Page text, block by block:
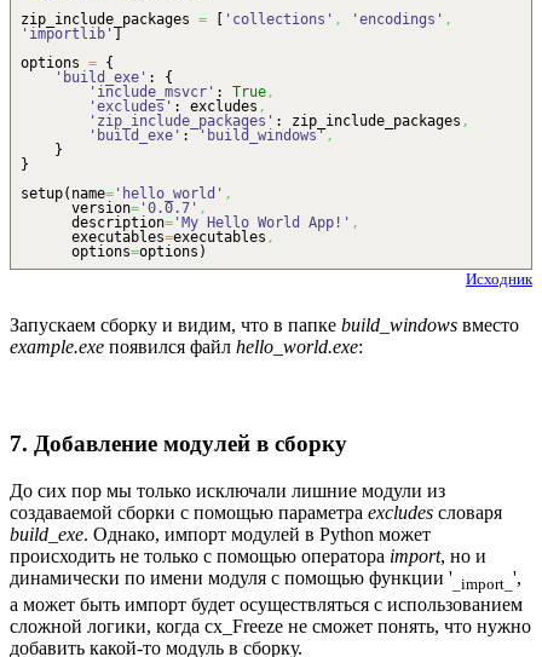
zip_include_packages = [ 'collections' , 'encodings' ,
'importlib' ]
options = {
'build_exe' : {
'include_msvcr' : True ,
'excludes' : excludes ,
'zip_include_packages' : zip_include_packages ,
'build_exe' :'build_windows',
}
}
setup( name= 'hello_world' ,
version= '0.0.7' ,
description= 'My Hello World App!' ,
executables=executables ,
options=options )
Исходник
Запускаем сборку и видим, что в папке build_windows вместо
example.exe появился файл hello_world.exe:
7. Добавление модулей в сборку
До сих пор мы только исключали лишние модули из
создаваемой сборки с помощью параметра excludes словаря
build_exe. Однако, импорт модулей в Python может
происходить не только с помощью оператора import, но и
динамически по имени модуля с помощью функции ' _import_ ',
а может быть импорт будет осуществляться с использованием
сложной логики, когда cx_Freeze не сможет понять, что нужно
добавить какой-то модуль в сборку.